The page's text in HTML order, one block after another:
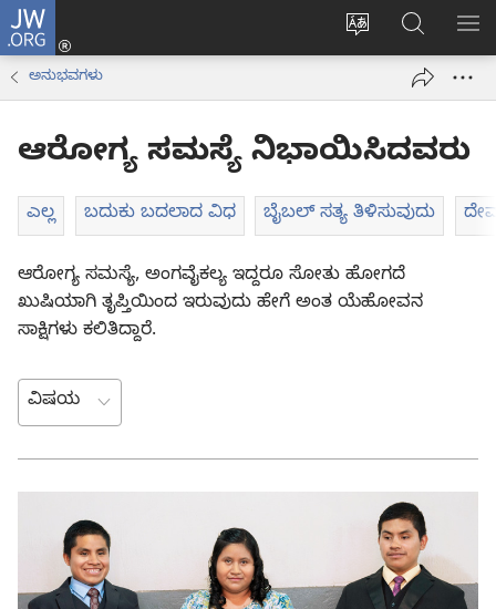
JW.ORG
ವೆಬ್‌ಸೈಟ್‌ನ
ಭಾಷೆಯನ್ನು
ಬದಲಿಸು
ಲಾಗ್
ಇನ್
new
ಹುಡುಕಿ
ಅನುಭವಗಳು
ಆರೋಗ್ಯ ಸಮಸ್ಯೆ ನಿಭಾಯಿಸಿದವರು
ಎಲ್ಲ ಬದುಕು ಬದಲಾದ ವಿಧ ಬೈಬಲ್‌ ಸತ್ಯ ತಿಳಿಸುವುದು
ಆರೋಗ್ಯ ಸಮಸ್ಯೆ, ಅಂಗವೈಕಲ್ಯ ಇದ್ದರೂ ಸೋತು ಹೋಗದೆ
ಖುಷಿಯಾಗಿ ತೃಪ್ತಿಯಿಂದ ಇರುವುದು ಹೇಗೆ ಅಂತ ಯೆಹೋವನ
ಸಾಕ್ಷಿಗಳು ಕಲಿತಿದ್ದಾರೆ.